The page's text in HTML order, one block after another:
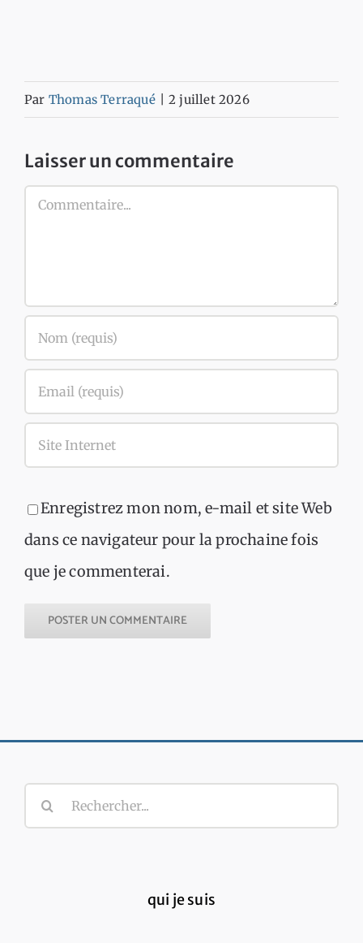
Par Thomas Terraqué 2 juillet 2026
Laisser un commentaire
Commentaire
Enregistrez mon nom, e-mail et site Web
dans ce navigateur pour la prochaine fois
que je commenterai.
Rechercher:
qui je suis